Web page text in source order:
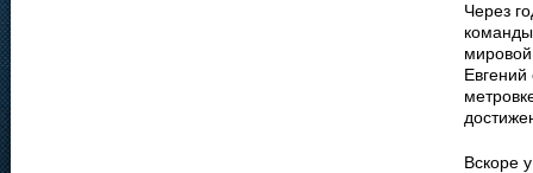
Через
Вскоре